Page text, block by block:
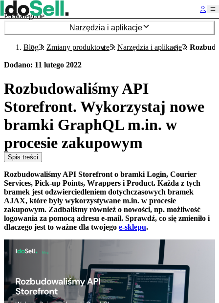
Podkategorie
Narzędzia i aplikacje
Blog Zmiany produktowe Narzędzia i aplikacje
Dodano: 11 lutego 2022
Rozbudowaliśmy API
Storefront. Wykorzystaj nowe
bramki GraphQL m.in. w
procesie zakupowym
Spis treści
Rozbudowaliśmy API Storefront o bramki Login, Courier
Services, Pick-up Points, Wrappers i Product. Każda z tych
bramek jest odzwierciedleniem dotychczasowych bramek
AJAX, które były wykorzystywane m.in. w procesie
zakupowym. Zadbaliśmy również o nowości, np. możliwość
logowania za pomocą adresu e-mail. Sprawdź, co się zmieniło i
dlaczego jest to ważne dla twojego e-sklepu.